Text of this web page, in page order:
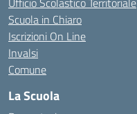
Scuola in Chiaro
Iscrizioni On Line
Invalsi
Comune
La Scuola